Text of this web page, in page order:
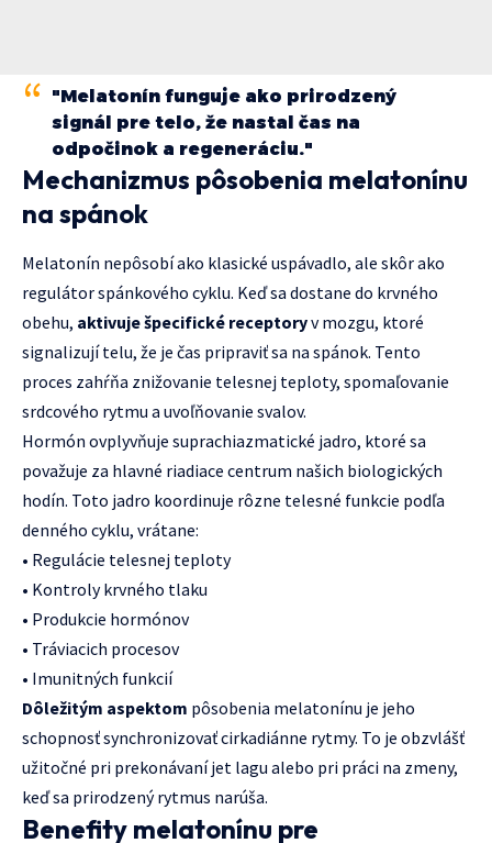
"Melatonín funguje ako prirodzený
signál pre telo, že nastal čas na
odpočinok a regeneráciu."
Mechanizmus pôsobenia melatonínu
na spánok
Melatonín nepôsobí ako klasické uspávadlo, ale skôr ako
regulátor spánkového cyklu. Keď sa dostane do krvného
obehu, aktivuje špecifické receptoryv mozgu, ktoré
signalizují telu, že je čas pripraviť sa na spánok. Tento
proces zahŕňa znižovanie telesnej teploty, spomaľovanie
srdcového rytmu a uvoľňovanie svalov.
Hormón ovplyvňuje suprachiazmatické jadro, ktoré sa
považuje za hlavné riadiace centrum našich biologických
hodín. Toto jadro koordinuje rôzne telesné funkcie podľa
denného cyklu, vrátane:
• Regulácie telesnej teploty
• Kontroly krvného tlaku
• Produkcie hormónov
• Tráviacich procesov
• Imunitných funkcií
Dôležitým aspektom pôsobenia melatonínu je jeho
schopnosť synchronizovať cirkadiánne rytmy. To je obzvlášť
užitočné pri prekonávaní jet lagu alebo pri práci na zmeny,
keď sa prirodzený rytmus narúša.
Benefity melatonínu pre